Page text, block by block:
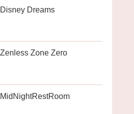
Disney Dreams
Zenless Zone Zero
MidNightRestRoom